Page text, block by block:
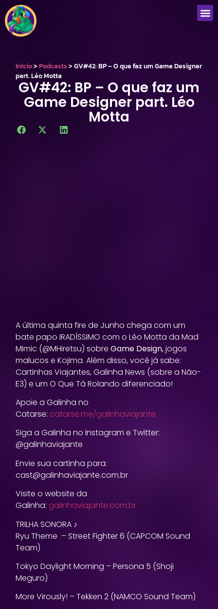
Início>Podcasts >GV#42: BP – O que faz um Game Designer
part. Léo Motta
GV#42: BP – O que faz um
Game Designer part. Léo
Motta
A última quinta fire de Junho chega com um
bate papo IRADÍSSIMO com o Léo Motta da Mad
Mimic (@MHiretsu) sobreGame Design,jogos
malucos e Kojima. Além disso, você já sabe:
Cartinhas Viajantes, Galinha News (sobre a Não-
E3) e um O Que Tá Rolando diferenciado!
Apoie a Galinha no
Catarse: catarse.me/galinhaviajante
Siga a Galinha no Instagram e Twitter:
@galinhaviajante
Envie sua cartinha para:
cast@galinhaviajante.com.br
Visite o website da
Galinha: galinhaviajante.com.br
TRILHA SONORA ♪
Ryu Theme – Street Fighter 6 (CAPCOM Sound
Team)
Tokyo Daylight Morning – Persona 5 (Shoji
Meguro)
More Virously! – Tekken 2 (NAMCO Sound Team)